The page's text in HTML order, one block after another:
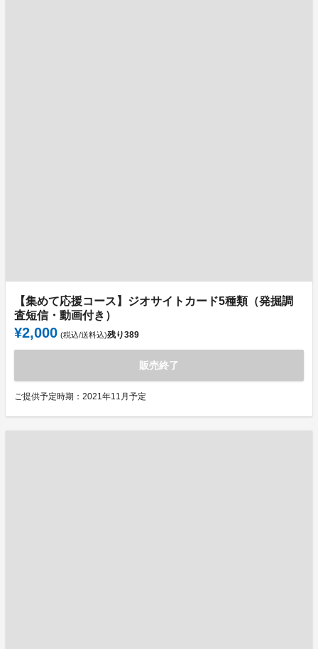
【集めて応援コース】ジオサイトカード5種類（発掘調
査短信・動画付き）
¥2,000 (税込/送料込)残り389
販売終了
ご提供予定時期：2021年11月予定